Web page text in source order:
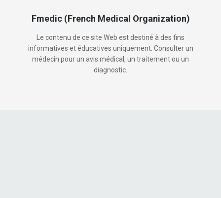
Fmedic (French Medical Organization)
Le contenu de ce site Web est destiné à des fins
informatives et éducatives uniquement. Consulter un
médecin pour un avis médical, un traitement ou un
diagnostic.